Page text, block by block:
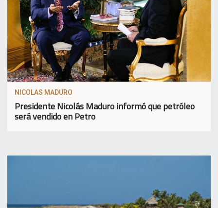
NICOLAS MADURO
Presidente Nicolás Maduro informó que petróleo
será vendido en Petro